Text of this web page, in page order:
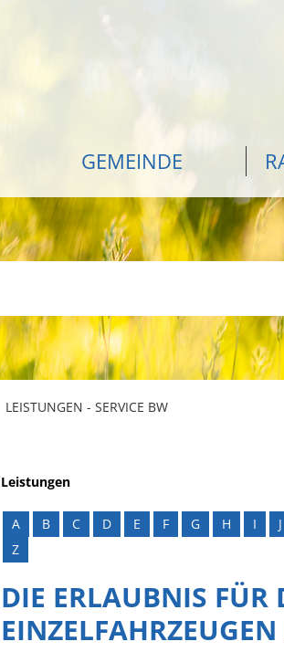
GEMEINDE
LEISTUNGEN - SERVICE BW
Leistungen
A B C D E F G H I J
Z
DIE ERLAUBNIS FÜR